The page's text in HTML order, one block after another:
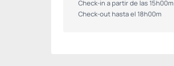
Check-in a partir de las 15h00m
Check-out hasta el 18h00m